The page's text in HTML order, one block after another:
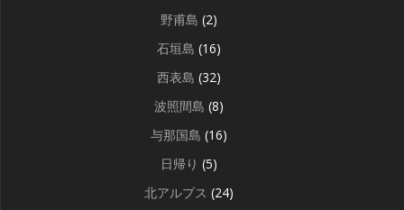
野甫島 (2)
石垣島 (16)
西表島 (32)
波照間島 (8)
与那国島 (16)
日帰り (5)
北アルプス (24)